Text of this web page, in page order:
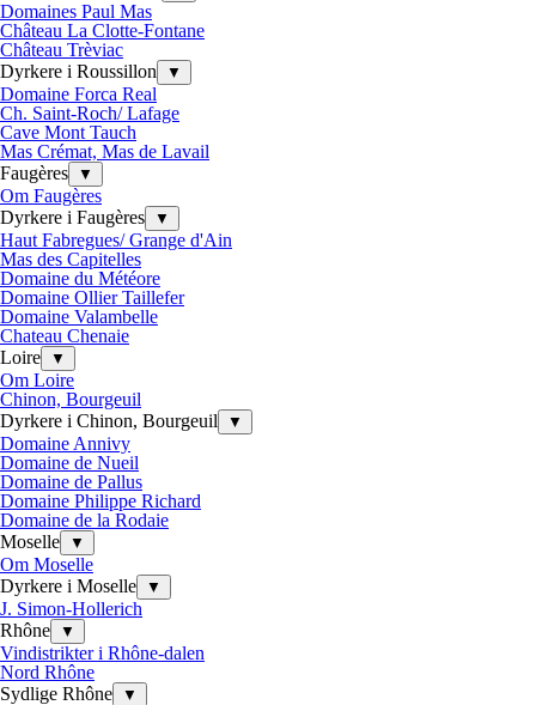
Domaines Paul Mas
Château La Clotte-Fontane
Château Trèviac
Dyrkere i Roussillon
▼
Domaine Forca Real
Ch. Saint-Roch/ Lafage
Cave Mont Tauch
Mas Crémat, Mas de Lavail
Faugères
▼
Om Faugères
Dyrkere i Faugères
▼
Haut Fabregues/ Grange d'Ain
Mas des Capitelles
Domaine du Météore
Domaine Ollier Taillefer
Domaine Valambelle
Chateau Chenaie
Loire
▼
Om Loire
Chinon, Bourgeuil
Dyrkere i Chinon, Bourgeuil
▼
Domaine Annivy
Domaine de Nueil
Domaine de Pallus
Domaine Philippe Richard
Domaine de la Rodaie
Moselle
▼
Om Moselle
Dyrkere i Moselle
▼
J. Simon-Hollerich
Rhône
▼
Vindistrikter i Rhône-dalen
Nord Rhône
Sydlige Rhône
▼